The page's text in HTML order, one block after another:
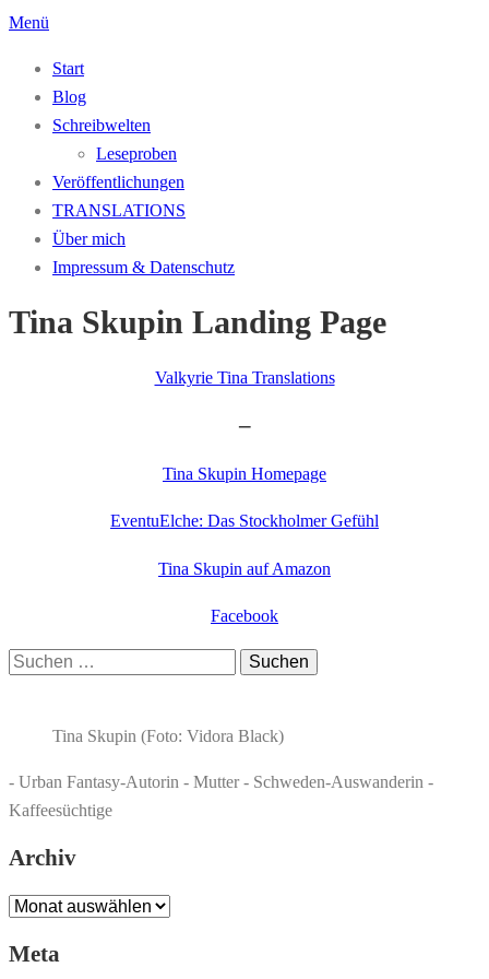
Zum
springen
Menü
Start
Blog
Schreibwelten
Leseproben
Veröffentlichungen
TRANSLATIONS
Über mich
Impressum & Datenschutz
Tina Skupin Landing Page
Valkyrie Tina Translations
–
Tina Skupin Homepage
EventuElche: Das Stockholmer Gefühl
Tina Skupin auf Amazon
Facebook
Suchen
Tina Skupin (Foto: Vidora Black)
- Urban Fantasy-Autorin - Mutter - Schweden-Auswanderin -
Kaffeesüchtige
Archiv
Archiv
Meta